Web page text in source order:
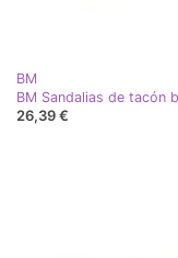
BM
BM Sandalias de tacón
26,39 €